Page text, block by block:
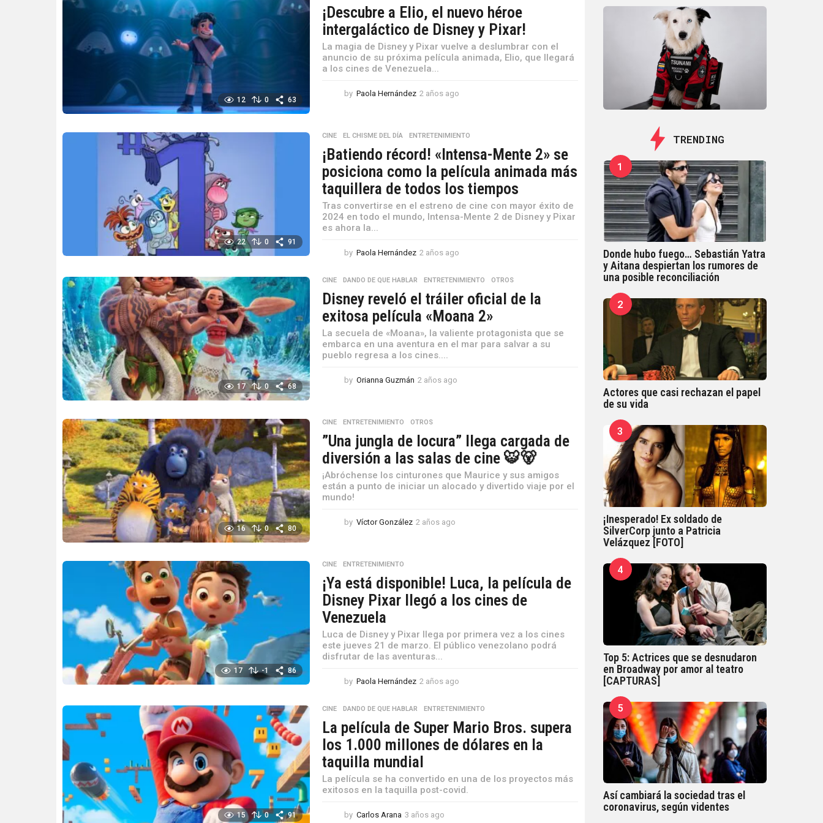
12 0 63
¡Descubre a Elio, el nuevo héroe
intergaláctico de Disney y Pixar!
La magia de Disney y Pixar vuelve a deslumbrar con el
anuncio de su próxima película animada, Elio, que llegará
a los cines de Venezuela...
by Paola Hernández 2 años ago
s
a
g
22 0 91
CINE ,EL CHISME DEL DÍA ,ENTRETENIMIENTO
¡Batiendo récord! «Intensa-Mente 2» se
posiciona como la película animada más
taquillera de todos los tiempos
Tras convertirse en el estreno de cine con mayor éxito de
2024 en todo el mundo, Intensa-Mente 2 de Disney y Pixar
es ahora la...
by Paola Hernández 2 años ago
ñ
s
g
o
17 0 68
CINE ,DANDO DE QUE HABLAR ,ENTRETENIMIENTO ,OTROS
Disney reveló el tráiler oficial de la
exitosa película «Moana 2»
La secuela de «Moana», la valiente protagonista que se
embarca en una aventura en el mar para salvar a su
pueblo regresa a los cines....
by Orianna Guzmán 2 años ago
a
o
16 0 80
CINE ,ENTRETENIMIENTO ,OTROS
”Una jungla de locura” llega cargada de
diversión a las salas de cine 🐯🐻
¡Abróchense los cinturones que Maurice y sus amigos
están a punto de iniciar un alocado y divertido viaje por el
mundo!
by Víctor González 2 años ago
a
o
17 -1 86
CINE ,ENTRETENIMIENTO
¡Ya está disponible! Luca, la película de
Disney Pixar llegó a los cines de
Venezuela
Luca de Disney y Pixar llega por primera vez a los cines
este jueves 21 de marzo. El público venezolano podrá
disfrutar de las aventuras...
by Paola Hernández 2 años ago
ñ
s
g
15 0 91
CINE ,DANDO DE QUE HABLAR ,ENTRETENIMIENTO
La película de Super Mario Bros. supera
los 1.000 millones de dólares en la
taquilla mundial
La película se ha convertido en una de los proyectos más
exitosos en la taquilla post-covid.
by Carlos Arana 3 años ago
TRENDING
1
Donde hubo fuego… Sebastián Yatra
y Aitana despiertan los rumores de
una posible reconciliación
2
Actores que casi rechazan el papel
de su vida
3
¡Inesperado! Ex soldado de
SilverCorp junto a Patricia
Velázquez [FOTO]
4
Top 5: Actrices que se desnudaron
en Broadway por amor al teatro
[CAPTURAS]
5
Así cambiará la sociedad tras el
coronavirus, según videntes